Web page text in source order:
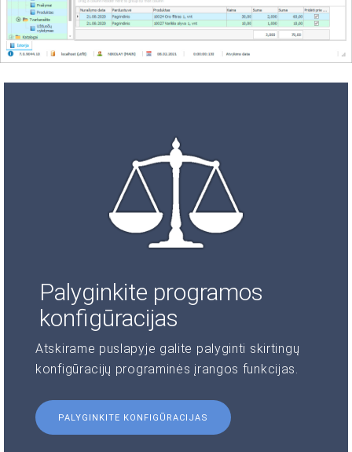
Palyginkite programos
konfigūracijas
Atskirame puslapyje galite palyginti skirtingų
konfigūracijų programinės įrangos funkcijas.
PALYGINKITE KONFIGŪRACIJAS